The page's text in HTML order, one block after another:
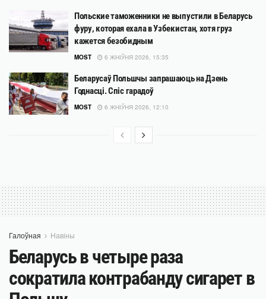
Польские таможенники не выпустили в Беларусь
фуру, которая ехала в Узбекистан, хотя груз
кажется безобидным
MOST 6 ЖНІЎНЯ 2026, 15:35
Беларусаў Польшчы запрашаюць на Дзень
Годнасці. Спіс гарадоў
MOST 6 ЖНІЎНЯ 2026, 12:10
Галоўная Навіны
Беларусь в четыре раза
сократила контрабанду сигарет в